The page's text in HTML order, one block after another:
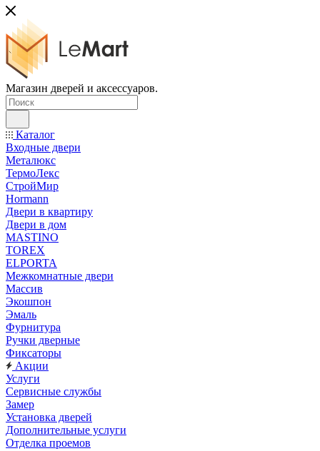
Магазин дверей и аксессуаров.
Каталог
Входные двери
Металюкс
ТермоЛекс
СтройМир
Hormann
Двери в квартиру
Двери в дом
MASTINO
TOREX
ELPORTA
Межкомнатные двери
Массив
Экошпон
Эмаль
Фурнитура
Ручки дверные
Фиксаторы
Акции
Услуги
Сервисные службы
Замер
Установка дверей
Дополнительные услуги
Отделка проемов